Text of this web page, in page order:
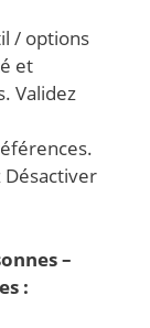
/ options
et
Validez
Désactiver
–
: